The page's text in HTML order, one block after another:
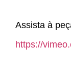
Assista à
https://